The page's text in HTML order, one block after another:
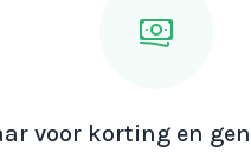
voor korting en